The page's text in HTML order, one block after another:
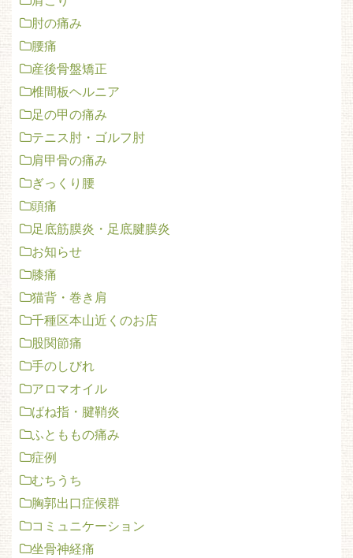
肘の痛み
腰痛
産後骨盤矯正
椎間板ヘルニア
足の甲の痛み
テニス肘・ゴルフ肘
肩甲骨の痛み
ぎっくり腰
頭痛
足底筋膜炎・足底腱膜炎
お知らせ
膝痛
猫背・巻き肩
千種区本山近くのお店
股関節痛
手のしびれ
アロマオイル
ばね指・腱鞘炎
ふとももの痛み
症例
むちうち
胸郭出口症候群
コミュニケーション
坐骨神経痛